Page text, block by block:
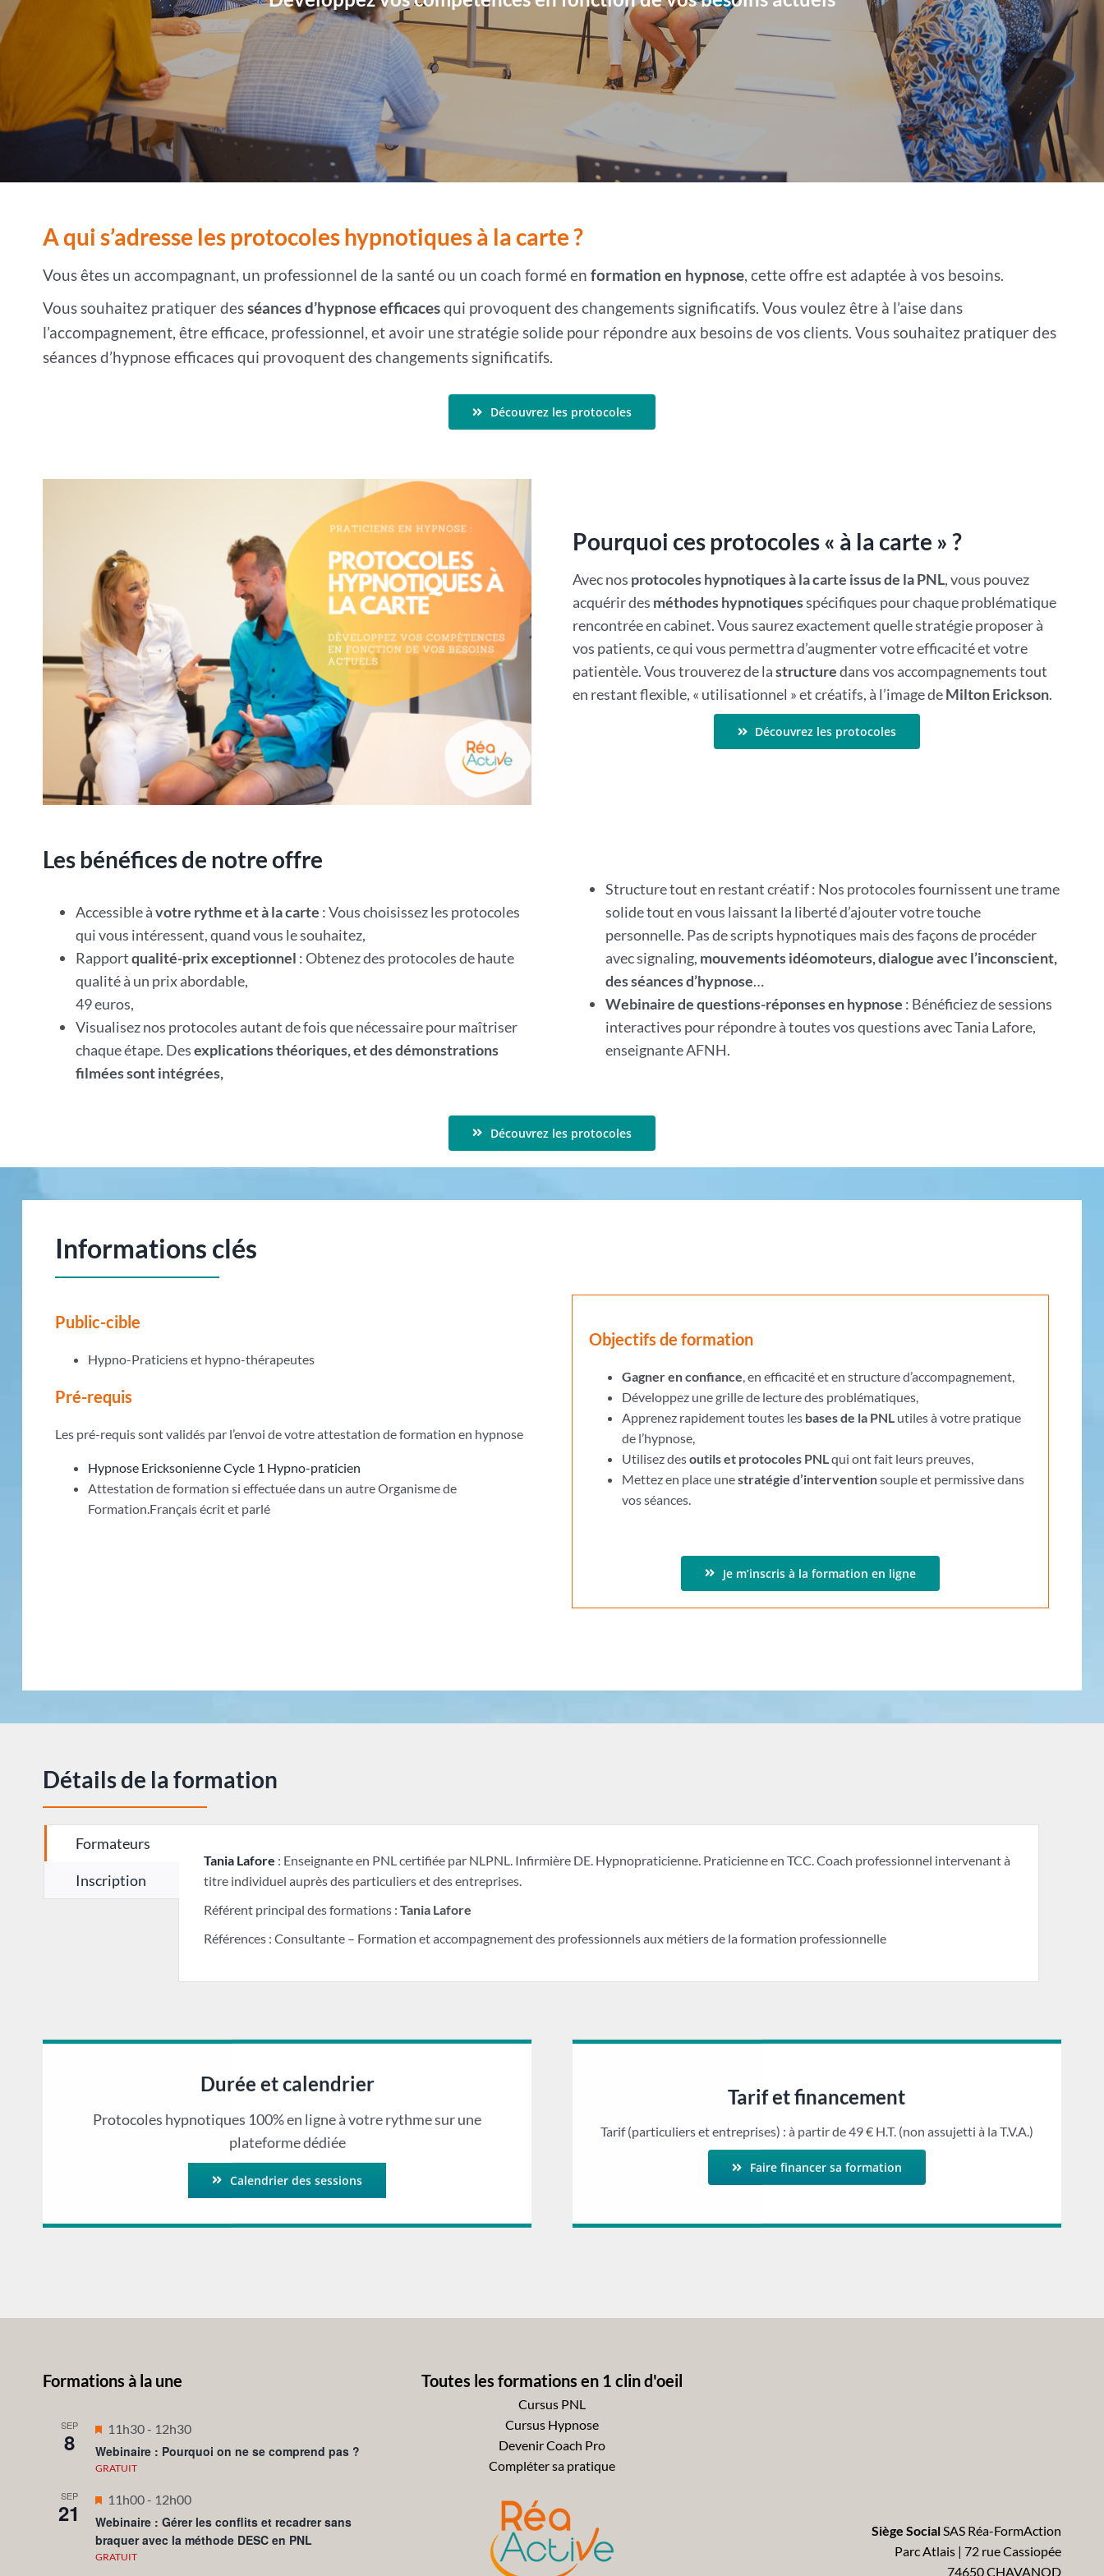
A qui s’adresse les protocoles hypnotiques à la carte ?
Vous êtes un accompagnant, un professionnel de la santé ou un coach formé en formation en hypnose, cette offre est adaptée à vos besoins.
Vous souhaitez pratiquer desséances d’hypnose efficacesqui provoquent des changements significatifs. Vous voulez être à l’aise dans
l’accompagnement, être efficace, professionnel, et avoir une stratégie solide pour répondre aux besoins de vos clients. Vous souhaitez pratiquer des
séances d’hypnose efficaces qui provoquent des changements significatifs.
Découvrez les protocoles
Pourquoi ces protocoles « à la carte » ?
Avec nos protocoles hypnotiques à la carte issus de la PNL, vous pouvez
acquérir des méthodes hypnotiquesspécifiques pour chaque problématique
rencontrée en cabinet. Vous saurez exactement quelle stratégie proposer à
vos patients, ce qui vous permettra d’augmenter votre efficacité et votre
patientèle. Vous trouverez de lastructuredans vos accompagnements tout
en restant flexible, « utilisationnel » et créatifs, à l’image deMilton Erickson.
Découvrez les protocoles
Les bénéfices de notre offre
Accessible àvotre rythme et à la carte : Vous choisissez les protocoles
qui vous intéressent, quand vous le souhaitez,
Rapportqualité-prix exceptionnel : Obtenez des protocoles de haute
qualité à un prix abordable,
49 euros,
Visualisez nos protocoles autant de fois que nécessaire pour maîtriser
chaque étape. Desexplications théoriques, et des démonstrations
filmées sont intégrées,
Structure tout en restant créatif : Nos protocoles fournissent une trame
solide tout en vous laissant la liberté d’ajouter votre touche
personnelle. Pas de scripts hypnotiques mais des façons de procéder
avec signaling, mouvements idéomoteurs, dialogue avec l’inconscient,
des séances d’hypnose…
Webinaire de questions-réponses en hypnose : Bénéficiez de sessions
interactives pour répondre à toutes vos questions avec Tania Lafore,
enseignante AFNH.
Découvrez les protocoles
Informations clés
Public-cible
Hypno-Praticiens et hypno-thérapeutes
Pré-requis
Les pré-requis sont validés par l’envoi de votre attestation de formation en hypnose
Hypnose Ericksonienne Cycle 1 Hypno-praticien
Attestation de formation si effectuée dans un autre Organisme de
Formation.Français écrit et parlé
Objectifs de formation
Gagner en confiance, en efficacité et en structure d’accompagnement,
Développez une grille de lecture des problématiques,
Apprenez rapidement toutes les bases de la PNL utiles à votre pratique
de l’hypnose,
Utilisez desoutils et protocoles PNLqui ont fait leurs preuves,
Mettez en place unestratégie d’interventionsouple et permissive dans
vos séances.
Je m’inscris à la formation en ligne
Détails de la formation
Formateurs
Inscription
Tania Lafore : Enseignante en PNL certifiée par NLPNL. Infirmière DE. Hypnopraticienne. Praticienne en TCC. Coach professionnel intervenant à
titre individuel auprès des particuliers et des entreprises.
Référent principal des formations : Tania Lafore
Références : Consultante – Formation et accompagnement des professionnels aux métiers de la formation professionnelle
Durée et calendrier
Protocoles hypnotiques 100% en ligne à votre rythme sur une
plateforme dédiée
Calendrier des sessions
Tarif et financement
Tarif (particuliers et entreprises) : à partir de 49 € H.T. (non assujetti à la T.V.A.)
Faire financer sa formation
Formations à la une
SEP
8
Mis
en
avant
11h30- 12h30
Webinaire : Pourquoi on ne se comprend pas ?
GRATUIT
SEP
21
Mis
en
avant
11h00- 12h00
Webinaire : Gérer les conflits et recadrer sans
braquer avec la méthode DESC en PNL
GRATUIT
Toutes les formations en 1 clin d'oeil
Cursus PNL
Cursus Hypnose
Devenir Coach Pro
Compléter sa pratique
Siège SocialSAS Réa-FormAction
Parc Atlais | 72 rue Cassiopée
74650 CHAVANOD